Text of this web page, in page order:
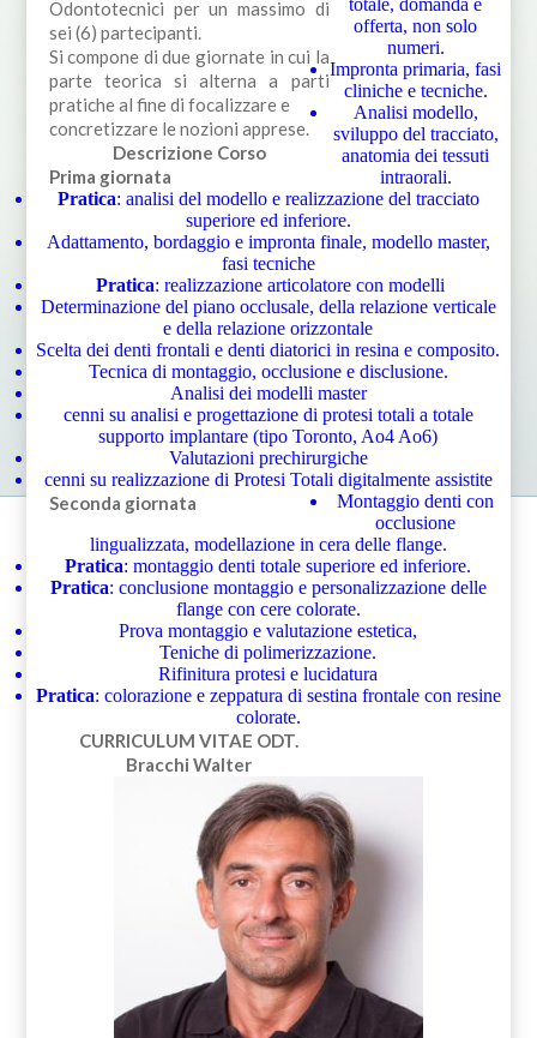
Odontotecnici per un massimo di
sei (6) partecipanti.
Si compone di due giornate in cui la
parte teorica si alterna a parti
pratiche al fine di focalizzare e
concretizzare le nozioni apprese.
Descrizione Corso
Prima giornata
offerta, non solo
numeri.
Impronta primaria, fasi
cliniche e tecniche.
Analisi modello,
sviluppo del tracciato,
anatomia dei tessuti
intraorali.
Pratica: analisi del modello e realizzazione del tracciato
superiore ed inferiore.
Adattamento, bordaggio e impronta finale, modello master,
fasi tecniche
Pratica: realizzazione articolatore con modelli
Determinazione del piano occlusale, della relazione verticale
e della relazione orizzontale
Scelta dei denti frontali e denti diatorici in resina e composito.
Tecnica di montaggio, occlusione e disclusione.
Analisi dei modelli master
cenni su analisi e progettazione di protesi totali a totale
supporto implantare (tipo Toronto, Ao4 Ao6)
Valutazioni prechirurgiche
cenni su realizzazione di Protesi Totali digitalmente assistite
Seconda giornata
Montaggio denti con
occlusione
lingualizzata, modellazione in cera delle flange.
Pratica: montaggio denti totale superiore ed inferiore.
Pratica: conclusione montaggio e personalizzazione delle
flange con cere colorate.
Prova montaggio e valutazione estetica,
Teniche di polimerizzazione.
Rifinitura protesi e lucidatura
Pratica: colorazione e zeppatura di sestina frontale con resine
colorate.
CURRICULUM VITAE ODT.
Bracchi Walter